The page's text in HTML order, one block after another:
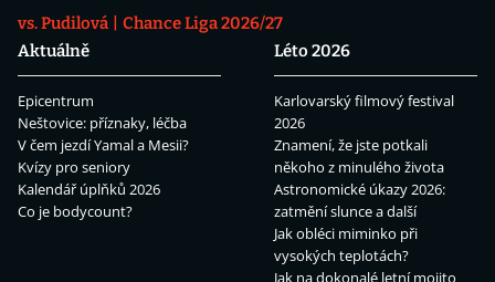
vs. Pudilová
Chance Liga 2026/27
Aktuálně
Epicentrum
Neštovice: příznaky, léčba
V čem jezdí Yamal a Mesii?
Kvízy pro seniory
Kalendář úplňků 2026
Co je bodycount?
Léto 2026
Karlovarský filmový festival
2026
Znamení, že jste potkali
někoho z minulého života
Astronomické úkazy 2026:
zatmění slunce a další
Jak obléci miminko při
vysokých teplotách?
Jak na dokonalé letní mojito